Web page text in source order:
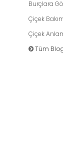
Burçlara
Çiçek
Çiçek
Tüm